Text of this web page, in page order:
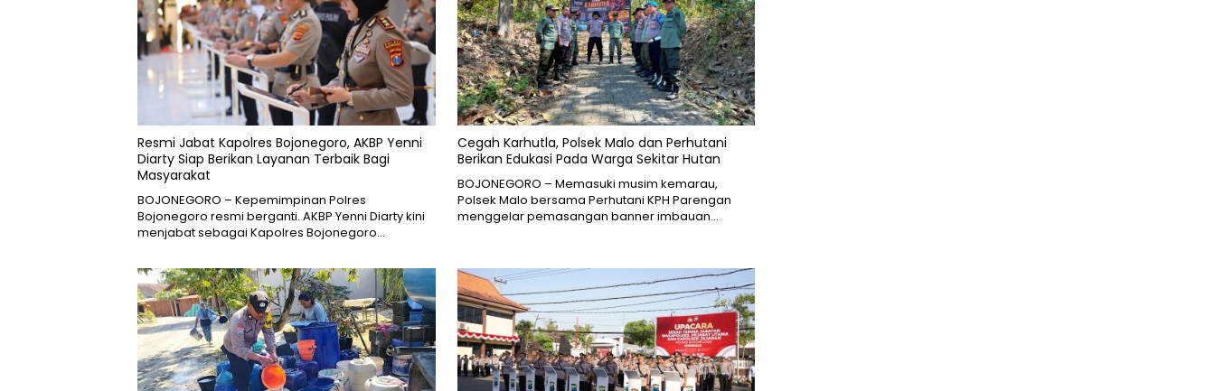
Resmi Jabat Kapolres Bojonegoro, AKBP Yenni
Diarty Siap Berikan Layanan Terbaik Bagi
Masyarakat
BOJONEGORO – Kepemimpinan Polres
Bojonegoro resmi berganti. AKBP Yenni Diarty kini
menjabat sebagai Kapolres Bojonegoro…
Cegah Karhutla, Polsek Malo dan Perhutani
Berikan Edukasi Pada Warga Sekitar Hutan
BOJONEGORO – Memasuki musim kemarau,
Polsek Malo bersama Perhutani KPH Parengan
menggelar pemasangan banner imbauan…